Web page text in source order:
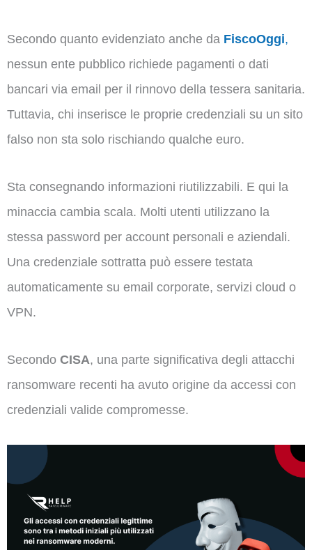
Secondo quanto evidenziato anche da FiscoOggi,
nessun ente pubblico richiede pagamenti o dati
bancari via email per il rinnovo della tessera sanitaria.
Tuttavia, chi inserisce le proprie credenziali su un sito
falso non sta solo rischiando qualche euro.
Sta consegnando informazioni riutilizzabili. E qui la
minaccia cambia scala. Molti utenti utilizzano la
stessa password per account personali e aziendali.
Una credenziale sottratta può essere testata
automaticamente su email corporate, servizi cloud o
VPN.
Secondo CISA, una parte significativa degli attacchi
ransomware recenti ha avuto origine da accessi con
credenziali valide compromesse.